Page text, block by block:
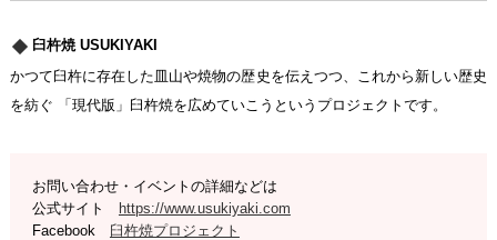
臼杵焼 USUKIYAKI
かつて臼杵に存在した皿山や焼物の歴史を伝えつつ、これから新しい歴史
を紡ぐ 「現代版」臼杵焼を広めていこうというプロジェクトです。
お問い合わせ・イベントの詳細などは
公式サイト
https://www.usukiyaki.com
Facebook 臼杵焼プロジェクト